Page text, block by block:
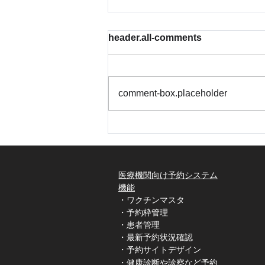
【重要】予約当日満年齢の計
き、誠にありがとうございます。
Uttaro広報担当です。 この度、医
となりましたので、ご案内申し上
げます。 ■ 変更の概要 これまで
Uttaro上では、誕生日応当日に月
齢および年齢が繰り上がるよう表
示しておりましたが、日本の民法
の加齢ルール（誕
header.all-comments
comment-box.placeholder
医療機関向け予約システム
機能
・ワクチンマスタ
・予約枠管理
・患者管理
・最新予約状況確認
・予約サイトデザイン
​・健康診断や診察など予約